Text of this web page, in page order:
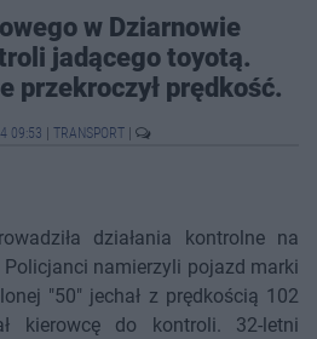
w Dziarnowie
jadącego toyotą.
przekroczył prędkość.
09:53 TRANSPORT
działania kontrolne na
namierzyli pojazd marki
"50" jechał z prędkością 102
kierowcę do kontroli. 32-letni